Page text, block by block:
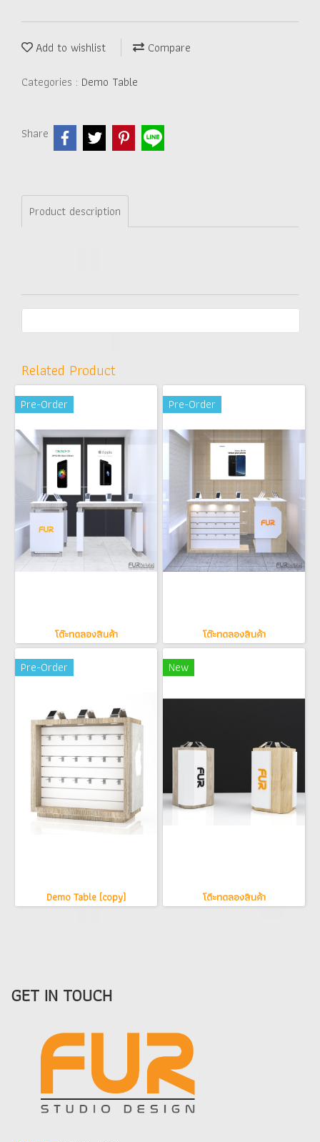
Add to wishlist
Compare
Categories : Demo Table
Share
Product description
Related Product
Pre-Order
โต๊ะทดลองสินค้า
Pre-Order
โต๊ะทดลองสินค้า
Pre-Order
Demo Table (copy)
New
โตีะทดลองสินค้า
GET IN TOUCH